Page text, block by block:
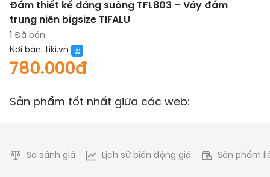
Đầm thiết kế dáng suông TFL803 – Váy đầm
trung niên bigsize TIFALU
1 Đã bán
Nơi bán: tiki.vn
780.000đ
Sản phẩm tốt nhất giữa các web:
So sánh giá Lịch sử biến động giá Sản phẩm